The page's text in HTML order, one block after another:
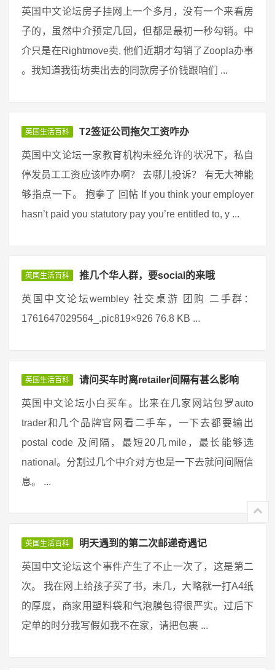
英国中文论坛房子挂网上一个多月，没有一个来看房
子的，虽然中介预定几回，但都是最初一秒勾销。中
介只是在Rightmove卖, 他们近期才勾销了Zoopla办事
。我知道我街坊卖出去的同款房子价钱跟咱们 ...
英国生活百科 T2签证公司拖欠工资咋办
英国中文论坛一家教育机构未经允许的状况下，私自
停发员工工资应该咋办啊？ 去哪儿投诉？ 有无大神能
够指点一下。 抱拳了 回帖 If you think your employer
hasn’t paid you statutory pay you’re entitled to, y ...
英国生活百科 推几个华人群，要social的来哦
英国中文论坛wembley 社交桌游 团购 二手群：
1761647029564_.pic819×926 76.8 KB ...
英国生活百科 请问买车时离retailer间隔有甚么影响
英国中文论坛小白买车。比来在几家网站包罗auto
trader和几个品牌官网看二手车，一下去都要输出
postal code 及间隔，最短20几mile，最长能够选
national。分割过几个中介对方也是一下去就问间隔信
息。 ...
英国生活百科 明天遇到的第二次邮递奇遇记
英国中文论坛这个事件产生了不止一次了，这是第二
次。 我在网上给孩子买了书，未几，大略就一打A4纸
的厚度，商家用塑料袋和气泡膜包得很严实。过后下
定单的时分我写假如我不在家，请把包裹 ...